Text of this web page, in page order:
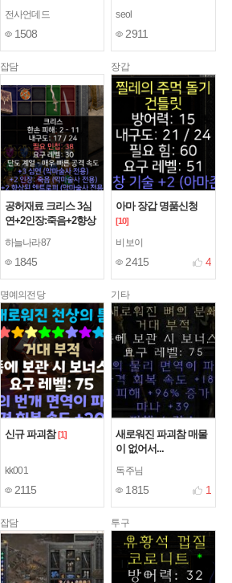
전사언데드
1508
seol
2911
잡담
공허재료 크리스 3심
연+2인장:죽음+2향상
하늘나라87
1845
장갑
아마 장갑 명품신청
[10]
비보이
2415 4
명예의전당
신규 파괴참 [1]
kk001
2115
기타
새로워진 파괴참 매물
이 없어서...
독주님
1815 1
잡담 투구